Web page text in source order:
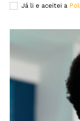
Já li e aceitei a